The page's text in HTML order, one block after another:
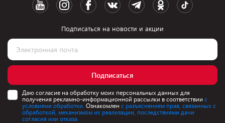
Подписаться на новости и акции
Подписаться
Даю согласие на обработку моих персональных данных для
получения рекламно-информационной рассылки в соответствии с
условиями обработки. Ознакомлен с разъяснением прав, связанных с
обработкой, механизмом их реализации, последствиями дачи
согласия или отказа.